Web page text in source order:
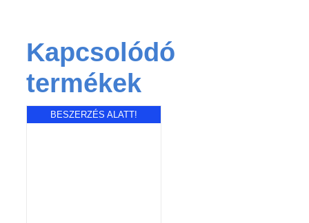
Kapcsolódó
termékek
BESZERZÉS ALATT!